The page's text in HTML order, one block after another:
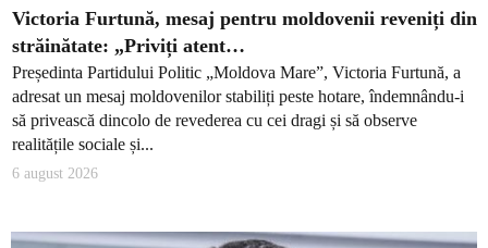
Victoria Furtună, mesaj pentru moldovenii reveniți din
străinătate: „Priviți atent…
Președinta Partidului Politic „Moldova Mare”, Victoria Furtună, a
adresat un mesaj moldovenilor stabiliți peste hotare, îndemnându-i
să privească dincolo de revederea cu cei dragi și să observe
realitățile sociale și...
6 august 2026